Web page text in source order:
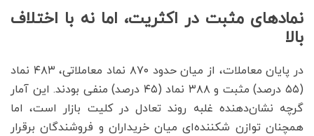
نمادهای مثبت در اکثریت، اما نه با اختلاف
بالا
در پایان معاملات، از میان حدود ۸۷۰ نماد معاملاتی، ۴۸۳ نماد
(۵۵ درصد) مثبت و ۳۸۸ نماد (۴۵ درصد) منفی بودند. این آمار
گرچه نشان‌دهنده غلبه روند تعادل در کلیت بازار است، اما
همچنان توازن شکننده‌ای میان خریداران و فروشندگان برقرار